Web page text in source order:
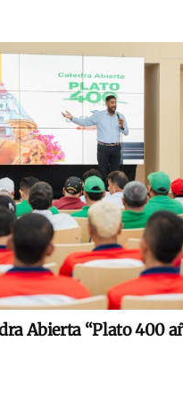
Abierta “Plato 400